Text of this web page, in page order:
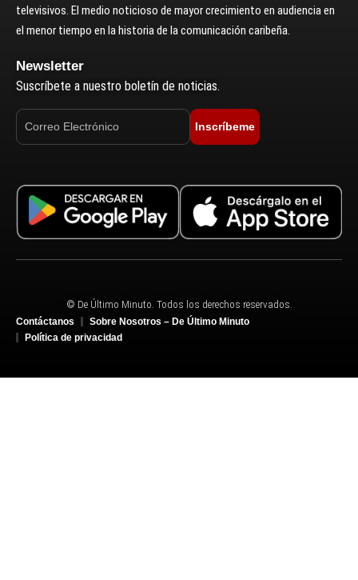
televisivos. El medio noticioso de mayor crecimiento en audiencia en
el menor tiempo en la historia de la comunicación caribeña.
Newsletter
Suscríbete a nuestro boletín de noticias.
Inscríbeme
© De Último Minuto. Todos los derechos reservados.
Contáctanos
Sobre Nosotros – De Último Minuto
Política de privacidad